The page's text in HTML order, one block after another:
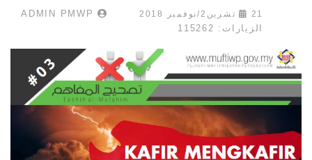
21 تشرين2/نوفمبر 2018
ADMIN PMWP
الزيارات: 115262